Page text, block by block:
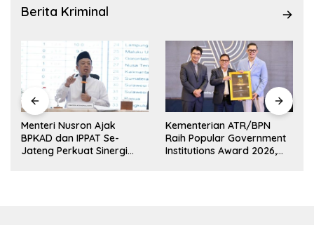
Berita Kriminal
Menteri Nusron Ajak
BPKAD dan IPPAT Se-
Jateng Perkuat Sinergi
Kementerian ATR/BPN
Raih Popular Government
Institutions Award 2026,